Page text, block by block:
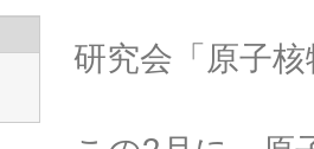
研究会「原子